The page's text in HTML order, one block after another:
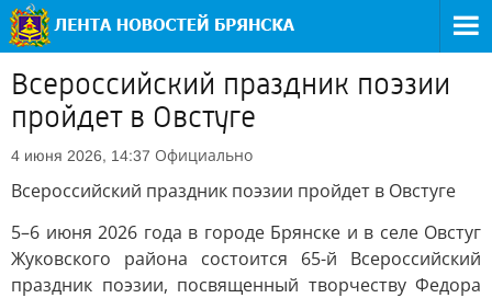
Всероссийский праздник поэзии
пройдет в Овстуге
4 июня 2026, 14:37 Официально
Всероссийский праздник поэзии пройдет в Овстуге
5–6 июня 2026 года в городе Брянске и в селе Овстуг
Жуковского района состоится 65-й Всероссийский
праздник поэзии, посвященный творчеству Федора